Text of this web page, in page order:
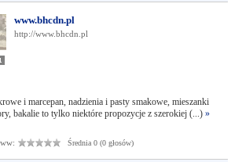
www.bhcdn.pl
http://www.bhcdn.pl
i marcepan, nadzienia i pasty smakowe, mieszanki
bakalie to tylko niektóre propozycje z szerokiej (...) »
Średnia 0 (0 głosów)